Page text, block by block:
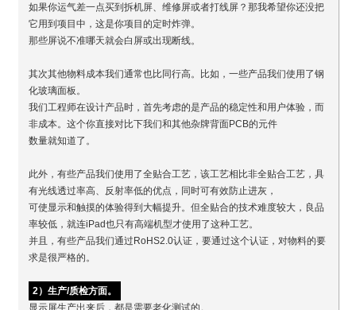
如果你运气差一点买到拆机屏、维修屏或者打线屏？那我希望你还没把
它用到项目中，这是你项目的定时炸弹。
那些屏说不准哪天就会白屏或出现断线。
其次其他物料成本我们通常也比同行高。比如，一些产品我们使用了钢
化玻璃面板。
我们工程师在设计产品时，首先考虑的是产品的稳定性和用户体验，而
非成本。这个你直接对比下我们和其他杂牌背面PCB的元件
数量就知道了。
此外，有些产品我们使用了全贴合工艺，该工艺相比非全贴合工艺，具
有光线透过率高、反射率低的优点，同时可有效防止进灰，
可使显示和触摸的体验得到大幅提升。但全贴合的技术难度较大，良品
率较低，就连iPad也只有高端机型才使用了这种工艺。
并且，有些产品我们通过RoHS2.0认证，要通过这个认证，对物料的要
求是很严格的。
2）生产/质检方面。
显示屏生产出来后，都是需要老化测试的。